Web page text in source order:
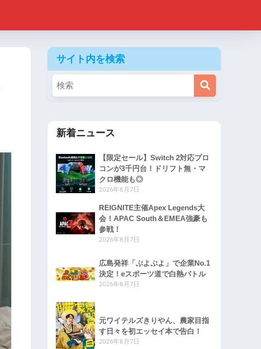
サイト内を検索
新着ニュース
【限定セール】Switch 2対応プロ
コンが3千円台！ドリフト無・マ
クロ機能も◎
2026年8月7日
REIGNITE主催Apex Legends大
会！APAC South＆EMEA強豪も
参戦！
2026年8月7日
広島発祥「ぷよぷよ」で企業No.1
決定！eスポーツ道で白熱バトル
2026年8月7日
元ワイテルズきりやん、農家目指
す日々を初エッセイ本で告白！
2026年8月7日